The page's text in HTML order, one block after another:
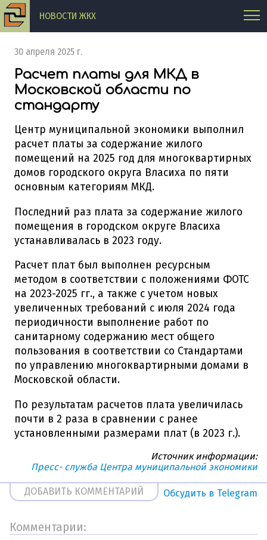
НОВОСТИ ЖКХ
30 апреля 2025 г.
Расчет платы для МКД в
Московской области по
стандарту
Центр муниципальной экономики выполнил
расчет платы за содержание жилого
помещений на 2025 год для многоквартирных
домов городского округа Власиха по пяти
основным категориям МКД.
Последний раз плата за содержание жилого
помещения в городском округе Власиха
устанавливалась в 2023 году.
Расчет плат был выполнен ресурсным
методом в соответствии с положениями ФОТС
на 2023-2025 гг., а также с учетом новых
увеличенных требований с июля 2024 года
периодичности выполнение работ по
санитарному содержанию мест общего
пользования в соответствии со Стандартами
по управлению многоквартирными домами в
Московской области.
По результатам расчетов плата увеличилась
почти в 2 раза в сравнении с ранее
установленными размерами плат (в 2023 г.).
Источник информации:
Пресс- служба Центра муниципальной экономики
ДОБАВИТЬ КОММЕНТАРИЙ Обсудить в Telegram
Комментарии: